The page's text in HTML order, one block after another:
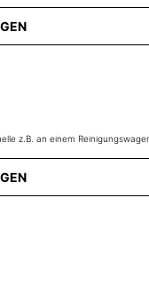
z.B. an einem